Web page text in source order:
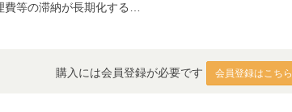
等の滞納が長期化する…
購入には会員登録が必要です 会員登録はこちら